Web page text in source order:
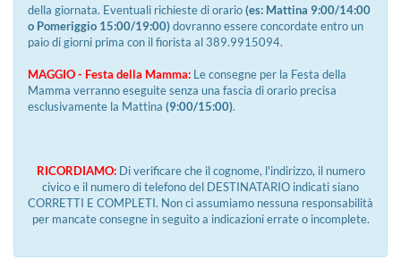
della giornata. Eventuali richieste di orario(es: Mattina 9:00/14:00
o Pomeriggio 15:00/19:00)dovranno essere concordate entro un
paio di giorni prima con il fiorista al 389.9915094.
MAGGIO - Festa della Mamma: Le consegne per la Festa della
Mamma verranno eseguite senza una fascia di orario precisa
esclusivamente la Mattina (9:00/15:00).
RICORDIAMO:Di verificare che il cognome, l'indirizzo, il numero
civico e il numero di telefono del DESTINATARIO indicati siano
CORRETTI E COMPLETI. Non ci assumiamo nessuna responsabilità
per mancate consegne in seguito a indicazioni errate o incomplete.